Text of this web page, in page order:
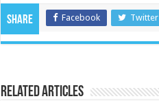
Share Facebook Twitter
Related Articles